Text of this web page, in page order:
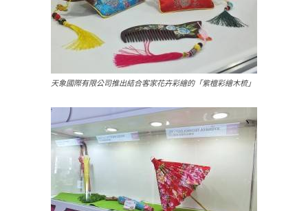
天象國際有限公司推出結合客家花卉彩繪的「紫檀彩繪木梳」